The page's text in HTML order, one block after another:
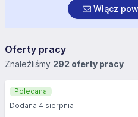
Włącz
Oferty pracy
Znaleźliśmy 292 oferty pracy
Polecana
Dodana 4 sierpnia